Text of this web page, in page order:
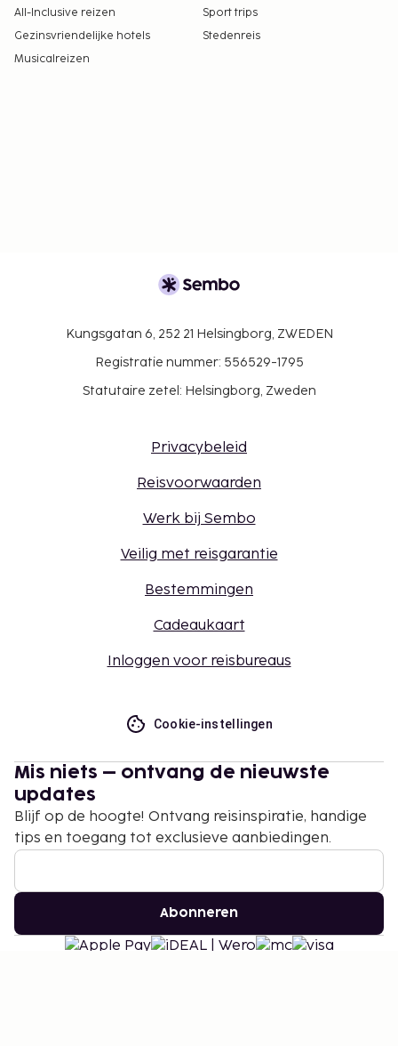
All-Inclusive reizen
Sport trips
Gezinsvriendelijke hotels
Stedenreis
Musicalreizen
Kungsgatan 6, 252 21 Helsingborg, ZWEDEN
Registratie nummer: 556529-1795
Statutaire zetel: Helsingborg, Zweden
Privacybeleid
Reisvoorwaarden
Werk bij Sembo
Veilig met reisgarantie
Bestemmingen
Cadeaukaart
Inloggen voor reisbureaus
Cookie-instellingen
Mis niets – ontvang de nieuwste
updates
Blijf op de hoogte! Ontvang reisinspiratie, handige
tips en toegang tot exclusieve aanbiedingen.
Abonneren